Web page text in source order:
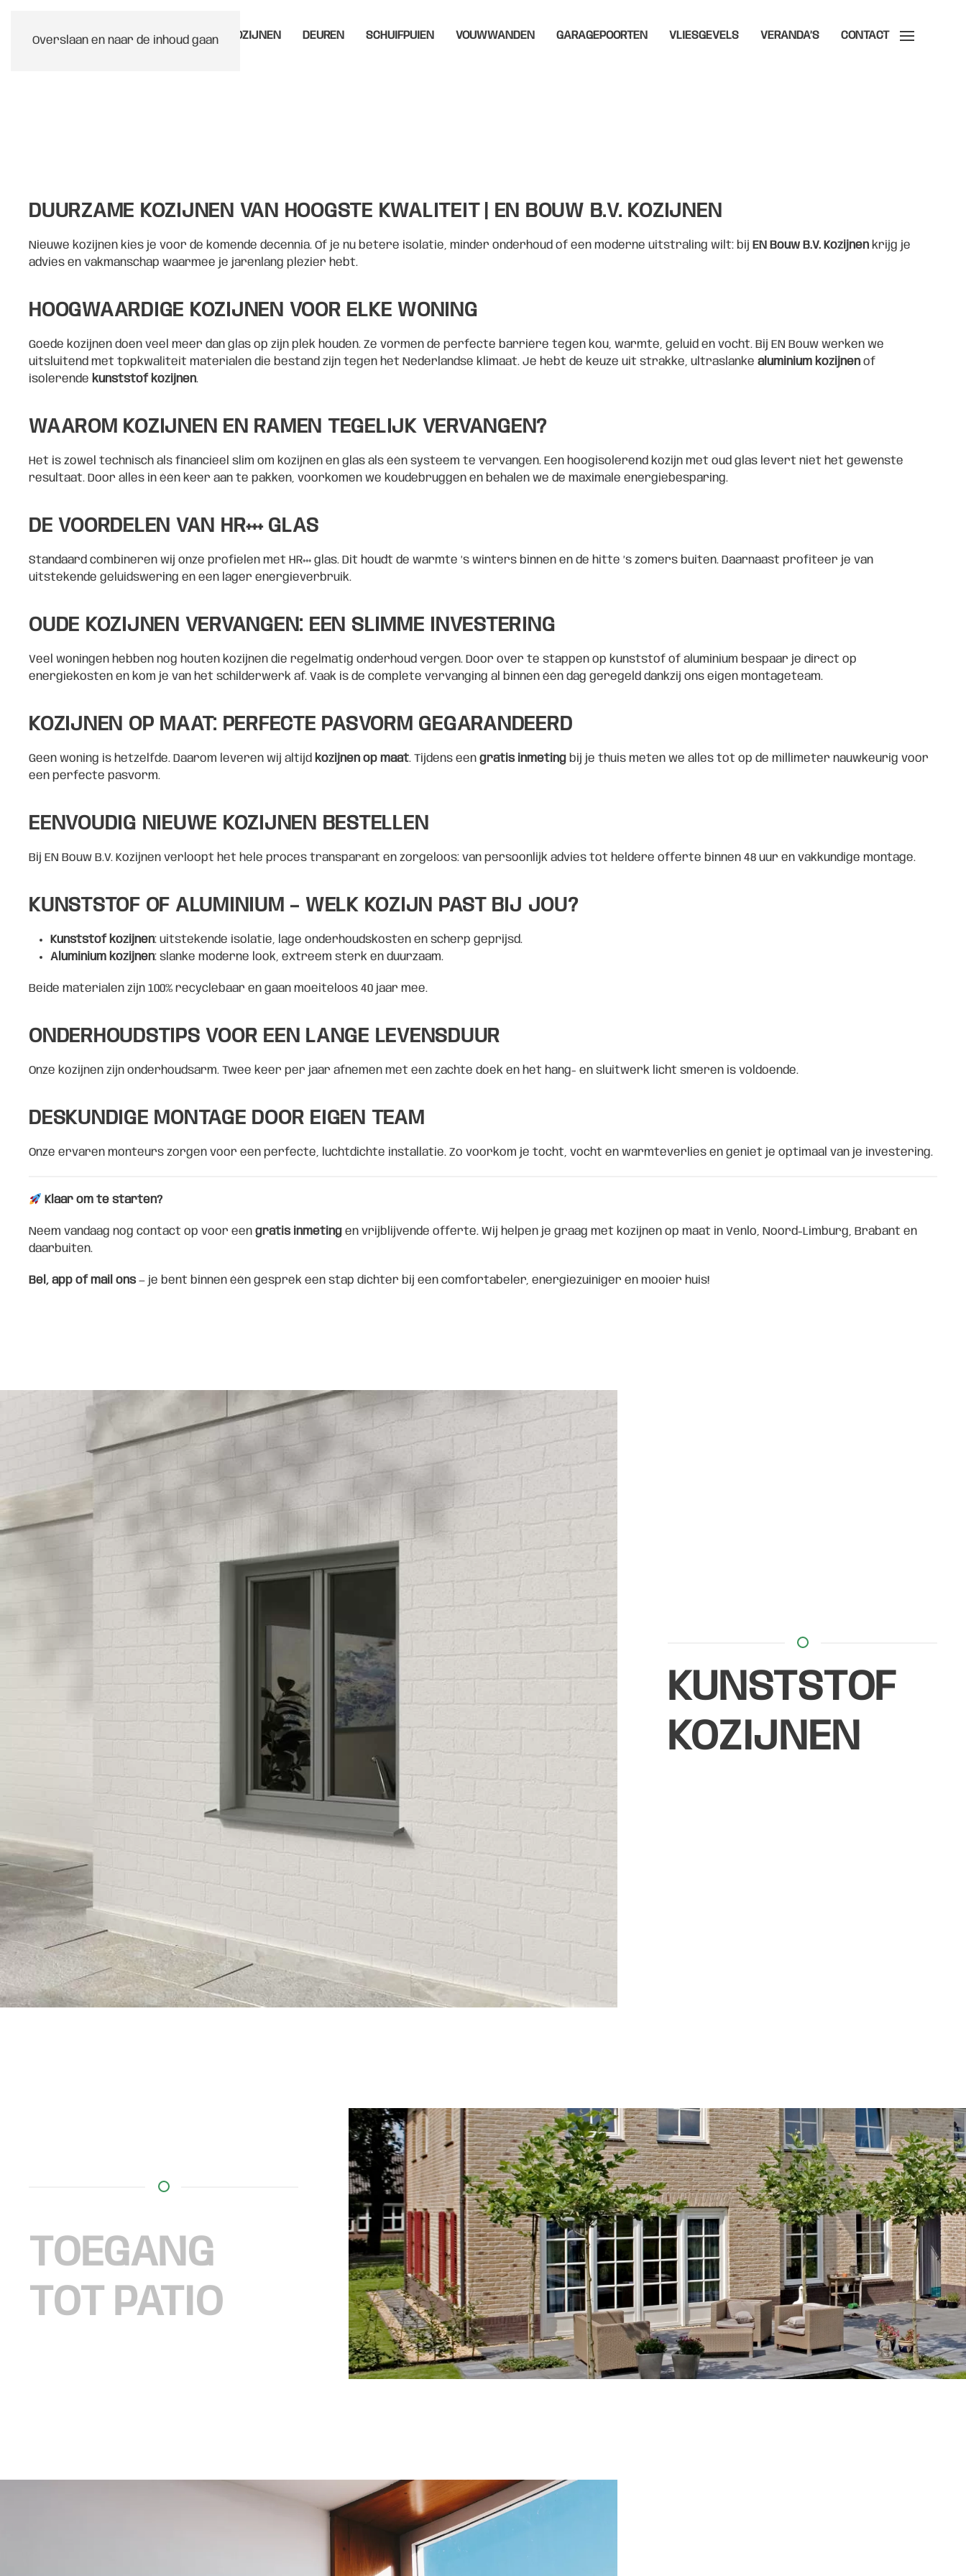
Overslaan en naar de inhoud gaan
HOME KOZIJNEN DEUREN SCHUIFPUIEN VOUWWANDEN GARAGEPOORTEN VLIESGEVELS VERANDA’S CONTACT
DUURZAME KOZIJNEN VAN HOOGSTE KWALITEIT | EN BOUW B.V. KOZIJNEN
Nieuwe kozijnen kies je voor de komende decennia. Of je nu betere isolatie, minder onderhoud of een moderne uitstraling wilt: bij EN Bouw B.V. Kozijnen krijg je
advies en vakmanschap waarmee je jarenlang plezier hebt.
HOOGWAARDIGE KOZIJNEN VOOR ELKE WONING
Goede kozijnen doen veel meer dan glas op zijn plek houden. Ze vormen de perfecte barrière tegen kou, warmte, geluid en vocht. Bij EN Bouw werken we
uitsluitend met topkwaliteit materialen die bestand zijn tegen het Nederlandse klimaat. Je hebt de keuze uit strakke, ultraslanke aluminium kozijnen of
isolerende kunststof kozijnen.
WAAROM KOZIJNEN EN RAMEN TEGELIJK VERVANGEN?
Het is zowel technisch als financieel slim om kozijnen en glas als één systeem te vervangen. Een hoogisolerend kozijn met oud glas levert niet het gewenste
resultaat. Door alles in één keer aan te pakken, voorkomen we koudebruggen en behalen we de maximale energiebesparing.
DE VOORDELEN VAN HR+++ GLAS
Standaard combineren wij onze profielen met HR+++ glas. Dit houdt de warmte ’s winters binnen en de hitte ’s zomers buiten. Daarnaast profiteer je van
uitstekende geluidswering en een lager energieverbruik.
OUDE KOZIJNEN VERVANGEN: EEN SLIMME INVESTERING
Veel woningen hebben nog houten kozijnen die regelmatig onderhoud vergen. Door over te stappen op kunststof of aluminium bespaar je direct op
energiekosten en kom je van het schilderwerk af. Vaak is de complete vervanging al binnen één dag geregeld dankzij ons eigen montageteam.
KOZIJNEN OP MAAT: PERFECTE PASVORM GEGARANDEERD
Geen woning is hetzelfde. Daarom leveren wij altijd kozijnen op maat. Tijdens een gratis inmeting bij je thuis meten we alles tot op de millimeter nauwkeurig voor
een perfecte pasvorm.
EENVOUDIG NIEUWE KOZIJNEN BESTELLEN
Bij EN Bouw B.V. Kozijnen verloopt het hele proces transparant en zorgeloos: van persoonlijk advies tot heldere offerte binnen 48 uur en vakkundige montage.
KUNSTSTOF OF ALUMINIUM – WELK KOZIJN PAST BIJ JOU?
Kunststof kozijnen: uitstekende isolatie, lage onderhoudskosten en scherp geprijsd.
Aluminium kozijnen: slanke moderne look, extreem sterk en duurzaam.
Beide materialen zijn 100% recyclebaar en gaan moeiteloos 40 jaar mee.
ONDERHOUDSTIPS VOOR EEN LANGE LEVENSDUUR
Onze kozijnen zijn onderhoudsarm. Twee keer per jaar afnemen met een zachte doek en het hang- en sluitwerk licht smeren is voldoende.
DESKUNDIGE MONTAGE DOOR EIGEN TEAM
Onze ervaren monteurs zorgen voor een perfecte, luchtdichte installatie. Zo voorkom je tocht, vocht en warmteverlies en geniet je optimaal van je investering.
Klaar om te starten?
Neem vandaag nog contact op voor een gratis inmeting en vrijblijvende offerte. Wij helpen je graag met kozijnen op maat in Venlo, Noord-Limburg, Brabant en
daarbuiten.
Bel, app of mail ons— je bent binnen één gesprek een stap dichter bij een comfortabeler, energiezuiniger en mooier huis!
KUNSTSTOF
KOZIJNEN
TOEGANG
TOT PATIO